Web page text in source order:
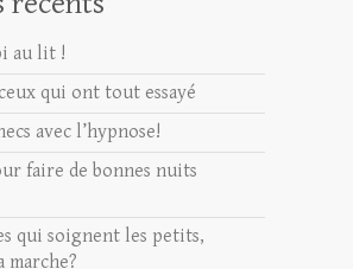
au lit !
qui ont tout essayé
avec l’hypnose!
faire de bonnes nuits
qui soignent les petits,
marche?